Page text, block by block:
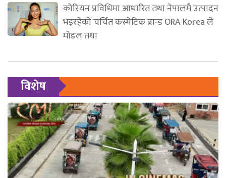
कोरियन प्रविधिमा आधारित तथा नेपालमै उत्पादन
भइरहेको चर्चित कस्मेटिक ब्रान्ड ORA Korea ले
मोडल तथा
विशेष